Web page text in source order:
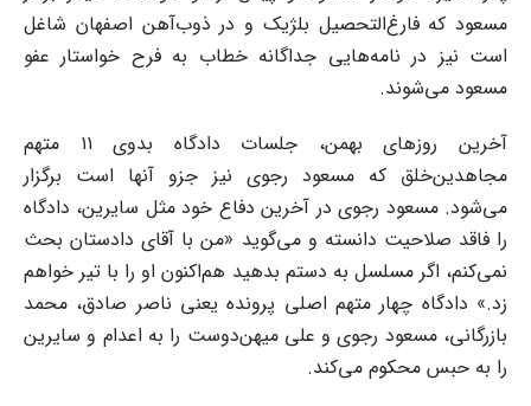
مسعود که فارغ‌التحصیل بلژیک و در ذوب‌آهن اصفهان شاغل
است نیز در نامه‌‌هایی جداگانه خطاب به فرح خواستار عفو
مسعود می‌شوند.
آخرین روزهای بهمن، جلسات دادگاه بدوی ۱۱ متهم
مجاهدین‌خلق که مسعود رجوی نیز جزو آنها است برگزار
می‌شود. مسعود رجوی در آخرین دفاع خود مثل سایرین، دادگاه
را فاقد صلاحیت دانسته و می‌گوید «من با آقای دادستان بحث
نمی‌کنم، اگر مسلسل به دستم بدهید هم‌اکنون او را با تیر خواهم
زد.» دادگاه چهار متهم اصلی پرونده یعنی ناصر صادق، محمد
بازرگانی، مسعود رجوی و علی میهن‌دوست را به اعدام و سایرین
را به حبس محکوم می‌کند.